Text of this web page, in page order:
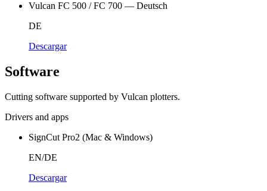
Vulcan FC 500 / FC 700 — Deutsch
DE
Descargar
Software
Cutting software supported by Vulcan plotters.
Drivers and apps
SignCut Pro2 (Mac & Windows)
EN/DE
Descargar